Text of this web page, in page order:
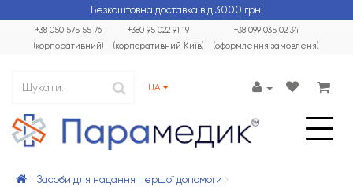
Безкоштовна доставка від 3000 грн!
+38 099 035 02 34
(оформлення замовленя)
+38 050 575 55 76
(корпоративний)
+380 95 022 91 19
(корпоративний Київ)
UA
Засоби для надання першої допомоги